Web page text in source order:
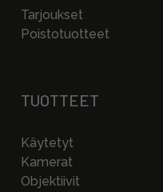
Tarjoukset
Poistotuotteet
TUOTTEET
Käytetyt
Kamerat
Objektiivit